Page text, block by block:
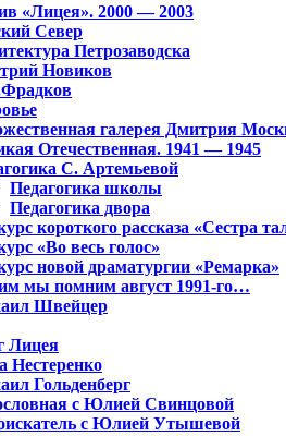
«Лицея». 2000 — 2003
Север
Петрозаводска
Новиков
галерея Дмитрия
Отечественная. 1941 — 1945
С. Артемьевой
Педагогика школы
Педагогика двора
короткого рассказа «Сестра
«Во весь голос»
новой драматургии «Ремарка»
мы помним август 1991-го…
Швейцер
Лицея
Нестеренко
Гольденберг
с Юлией Свинцовой
с Юлией Утышевой